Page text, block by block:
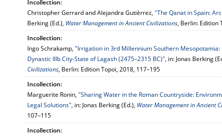
Incollection:
Christopher Gerrard and Alejandra Gutièrrez, "The Qanat in Spain:
Berking (Ed.), Water Management in Ancient Civilizations, Berlin: Edition
Incollection:
Ingo Schrakamp, "Irrigation in 3rd Millennium Southern
Dynastic IIIb City-State of Lagash (2475–2315 BC)", in: Jonas Berking
Civilizations, Berlin: Edition Topoi, 2018, 117–195
Incollection:
Marguerite Ronin, "Sharing Water in the Roman Countryside:
Legal Solutions", in: Jonas Berking (Ed.), Water Management in Ancient
107–115
Incollection: